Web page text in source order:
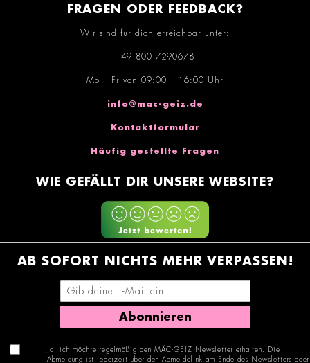
FRAGEN ODER FEEDBACK?
Wir sind für dich erreichbar unter:
+49 800 7290678
Mo – Fr von 09:00 – 16:00 Uhr
info@mac-geiz.de
Kontaktformular
Häufig gestellte Fragen
WIE GEFÄLLT DIR UNSERE WEBSITE?
AB SOFORT NICHTS MEHR VERPASSEN!
E-Mail-Adresse eingeben
Abonnieren
Ja, ich möchte regelmäßig den MÄC-GEIZ Newsletter erhalten. Die
Abmeldung ist jederzeit über den Abmeldelink am Ende des Newsletters oder